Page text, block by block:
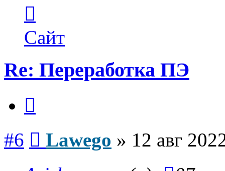
пользователя
Lawego
Сайт
Re: Переработка ПЭ
#6 Lawego » 12 авг